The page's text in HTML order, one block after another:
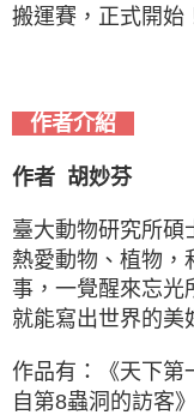
搬運賽，正式開始
作者介紹
作者 胡妙芬
臺大動物研究所碩
熱愛動物、植物，
事，一覺醒來忘光
就能寫出世界的美
作品有：《天下第
自第8蟲洞的訪客